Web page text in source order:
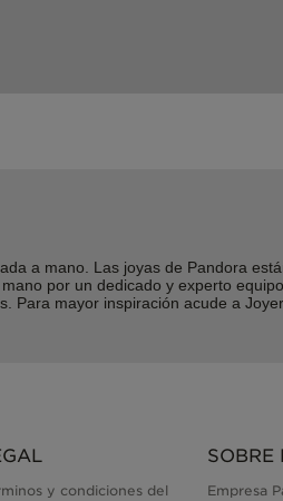
a mano. Las joyas de Pandora
por un dedicado y experto
mayor inspiración acude a
y condiciones del
SOBRE
Empresa